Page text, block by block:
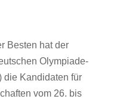
Besten hat der
Olympiade-
die Kandidaten für
vom 26. bis